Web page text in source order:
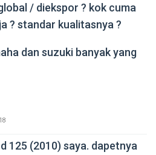
/ diekspor ? kok cuma
? standar kualitasnya ?
dan suzuki banyak yang
125 (2010) saya. dapetnya